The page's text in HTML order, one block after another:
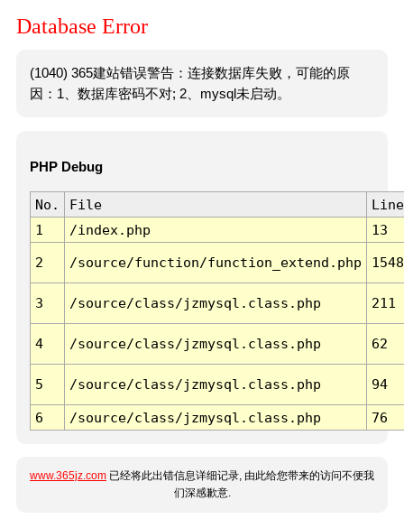
Database Error
(1040) 365建站错误警告：连接数据库失败，可能的原
因：1、数据库密码不对; 2、mysql未启动。
PHP Debug
No. File
Line
1
/index.php 13
2 /source/function/function_extend.php 1548
3 /source/class/jzmysql.class.php 211
4 /source/class/jzmysql.class.php 62
5 /source/class/jzmysql.class.php 94
6 /source/class/jzmysql.class.php 76
www.365jz.com 已经将此出错信息详细记录, 由此给您带来的访问不便我
们深感歉意.